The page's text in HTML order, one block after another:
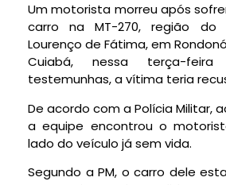
Um motorista morreu após
carro na MT-270, região do
Lourenço de Fátima, em
Cuiabá, nessa terça-feira
testemunhas, a vítima teria
De acordo com a Polícia Militar,
a equipe encontrou o
lado do veículo já sem vida.
Segundo a PM, o carro dele